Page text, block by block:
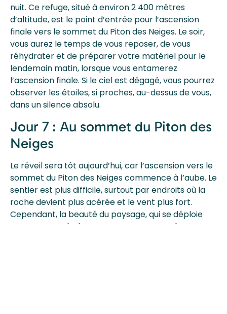
nuit. Ce refuge, situé à environ 2 400 mètres
d’altitude, est le point d’entrée pour l’ascension
finale vers le sommet du Piton des Neiges. Le soir,
vous aurez le temps de vous reposer, de vous
réhydrater et de préparer votre matériel pour le
lendemain matin, lorsque vous entamerez
l’ascension finale. Si le ciel est dégagé, vous pourrez
observer les étoiles, si proches, au-dessus de vous,
dans un silence absolu.
Jour 7 : Au sommet du Piton des
Neiges
Le réveil sera tôt aujourd’hui, car l’ascension vers le
sommet du Piton des Neiges commence à l’aube. Le
sentier est plus difficile, surtout par endroits où la
roche devient plus acérée et le vent plus fort.
Cependant, la beauté du paysage, qui se déploie
sous vos yeux à chaque pas, vous pousse à